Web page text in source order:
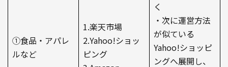
①食品・アパレ
ルなど
1.楽天市場
2.Yahoo!ショッ
ピング
く
・次に運営方法
が似ている
Yahoo!ショッピ
ングへ展開し、